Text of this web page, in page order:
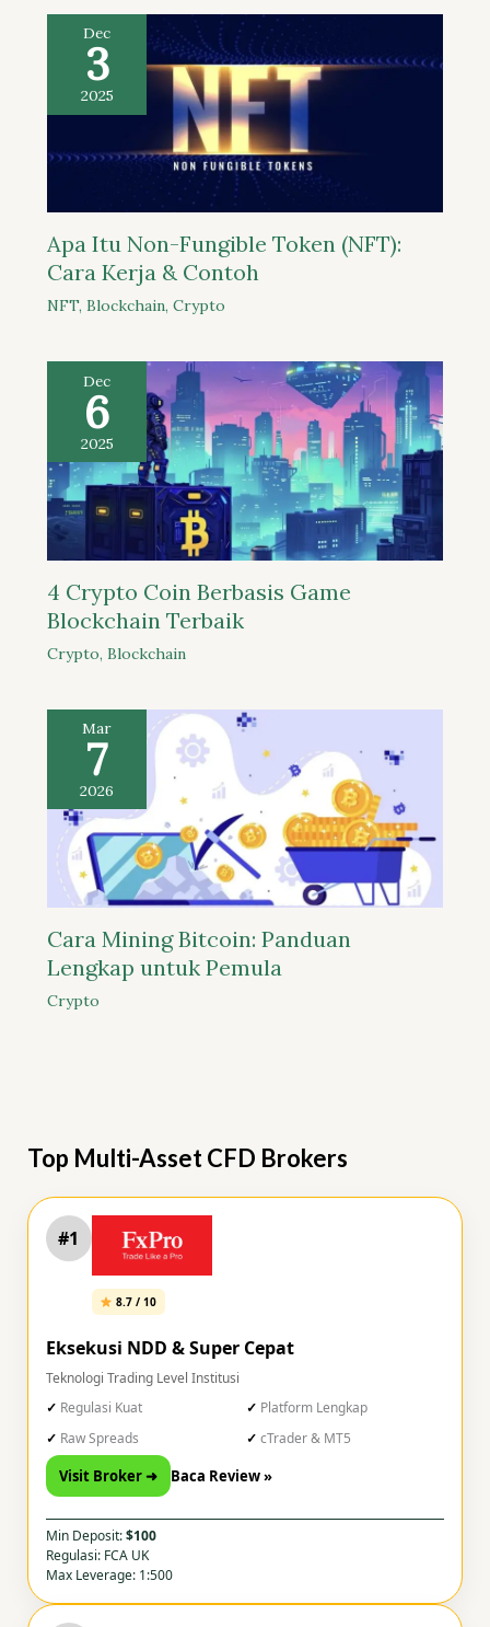
Dec
3
2025
Apa Itu Non-Fungible Token (NFT):
Cara Kerja & Contoh
NFT, Blockchain, Crypto
Dec
6
2025
4 Crypto Coin Berbasis Game
Blockchain Terbaik
Crypto, Blockchain
Mar
7
2026
Cara Mining Bitcoin: Panduan
Lengkap untuk Pemula
Crypto
Top Multi-Asset CFD Brokers
#1
8.7 / 10
Eksekusi NDD & Super Cepat
Teknologi Trading Level Institusi
Regulasi Kuat
Platform Lengkap
Raw Spreads
cTrader & MT5
Visit Broker ➜ Baca Review »
Min Deposit:$100
Regulasi: FCA UK
Max Leverage: 1:500